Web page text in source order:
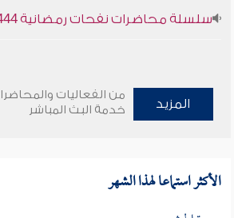
سلسلة محاضرات نفحات رمضانية 1444هـ
المزيد
من الفعاليات
خدمة البث المباشر
الأكثر استماعا لهذا الشهر